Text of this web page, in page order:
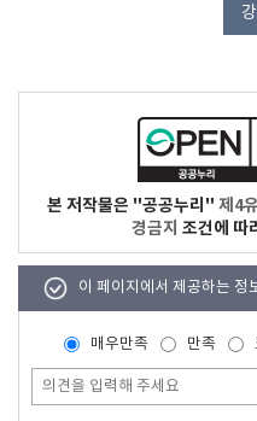
본 저작물은 "공공누리" 제4
경금지 조건에 따
이 페이지에서 제공하는 정
매우만족 만족